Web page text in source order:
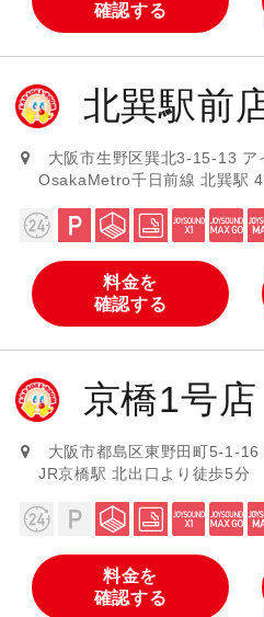
確認する
北巽駅前
大阪市生野区巽北3-15-13 ア
OsakaMetro千日前線 北巽駅
料金を
確認する
京橋1号店
大阪市都島区東野田町5-1-
JR京橋駅 北出口より徒歩5分
料金を
確認する